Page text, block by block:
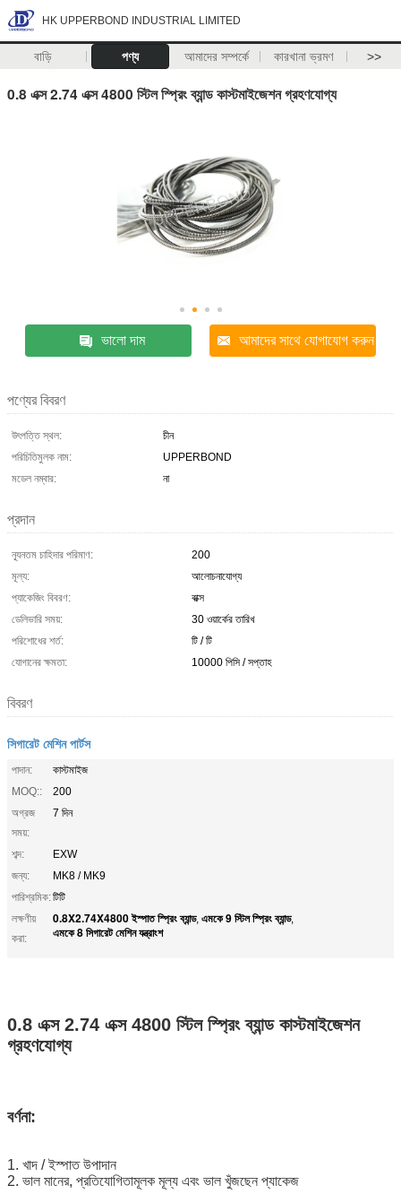
HK UPPERBOND INDUSTRIAL LIMITED
বাড়ি পণ্য আমাদের সম্পর্কে কারখানা ভ্রমণ >>
0.8 এক্স 2.74 এক্স 4800 স্টিল স্প্রিং ব্যান্ড কাস্টমাইজেশন গ্রহণযোগ্য
ভালো দাম আমাদের সাথে যোগাযোগ করুন
পণ্যের বিবরণ
উৎপত্তি স্থল:
চীন
পরিচিতিমুলক নাম:
UPPERBOND
মডেল নম্বার:
না
প্রদান
ন্যূনতম চাহিদার পরিমাণ:
200
মূল্য:
আলোচনাযোগ্য
প্যাকেজিং বিবরণ:
বাক্স
ডেলিভারি সময়:
30 ওয়ার্কের তারিখ
পরিশোধের শর্ত:
টি / টি
যোগানের ক্ষমতা:
10000 পিসি / সপ্তাহ
বিবরণ
সিগারেট মেশিন পার্টস
পাদান:
কাস্টমাইজ
MOQ::
200
অগ্রজ
সময়:
7 দিন
শব্দ:
EXW
জন্য:
MK8 / MK9
পারিশ্রমিক:টিটি
লক্ষণীয়
করা:
0.8X2.74X4800 ইস্পাত স্প্রিং ব্যান্ড, এমকে 9 স্টিল স্প্রিং ব্যান্ড,
এমকে 8 সিগারেট মেশিন যন্ত্রাংশ
0.8 এক্স 2.74 এক্স 4800 স্টিল স্প্রিং ব্যান্ড কাস্টমাইজেশন
গ্রহণযোগ্য
বর্ণনা:
1. খাদ / ইস্পাত উপাদান
2. ভাল মানের, প্রতিযোগিতামূলক মূল্য এবং ভাল খুঁজছেন প্যাকেজ